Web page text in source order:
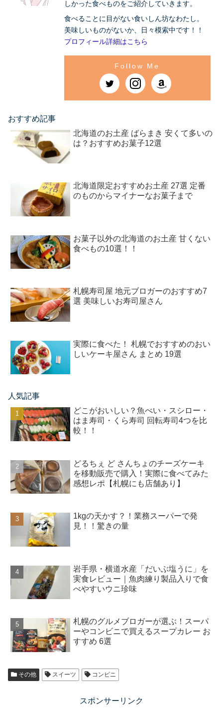
しかった食べものをご紹介していきます。
食べることに目がない食いしん坊なわたし。
美味しいものがないか、日々模索中です！！
プロフィール詳細はこちら
おすすめ記事
北海道のお土産 ばらまき 安くて多いの
は？おすすめお菓子12選
北海道限定おすすめお土産 27選 定番
のものからマイナーなお菓子まで
お菓子以外の北海道のお土産 甘くない
食べもの10選！！
札幌寿司屋 地元ブロガーのおすすめ7
選 美味しいお寿司屋さん
実際に食べた！ 札幌でおすすめのおい
しいケーキ屋さん まとめ 19選
人気記事
どこがおいしい？魚べい・スシロー・
はま寿司・くら寿司 回転寿司4つを比
較！！
どるちぇ ど さんちょのチーズケーキ
を移動販売で購入！実際に食べてみた
感想レポ【札幌にも店舗あり】
1kgの天かす？！業務スーパーで発
見！！驚きの量
岩手県・横道水産「だいぶ塩うに」を
実食レビュー｜魚肉練り製品入りで食
べやすいウニ珍味
札幌のグルメブロガーが選ぶ！スーパ
ーやコンビニで買えるスープカレー お
すすめ 6選
その他 スイーツ コンビニ
スポンサーリンク